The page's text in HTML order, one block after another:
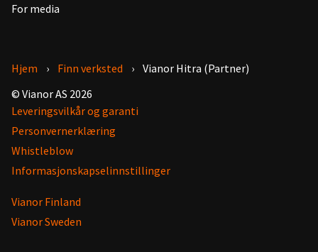
For media
Hjem Finn verksted
Vianor Hitra (Partner)
© Vianor AS 2026
Leveringsvilkår og garanti
Personvernerklæring
Whistleblow
Informasjonskapselinnstillinger
Vianor Finland
Vianor Sweden